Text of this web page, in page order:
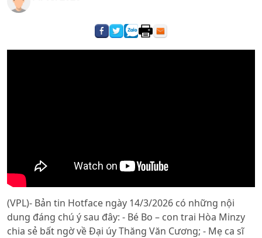
(VPL)- Bản tin Hotface ngày 14/3/2026 có những nội
dung đáng chú ý sau đây: - Bé Bo – con trai Hòa Minzy
chia sẻ bất ngờ về Đại úy Thăng Văn Cương; - Mẹ ca sĩ